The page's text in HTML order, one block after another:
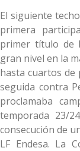
El siguiente
primera
primer título de
gran nivel en la
hasta cuartos de
seguida contra
proclamaba
temporada 23/
consecución de
LF Endesa. La